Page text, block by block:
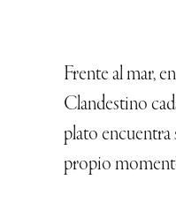
Frente al mar, en
Clandestino
plato encuentra
propio